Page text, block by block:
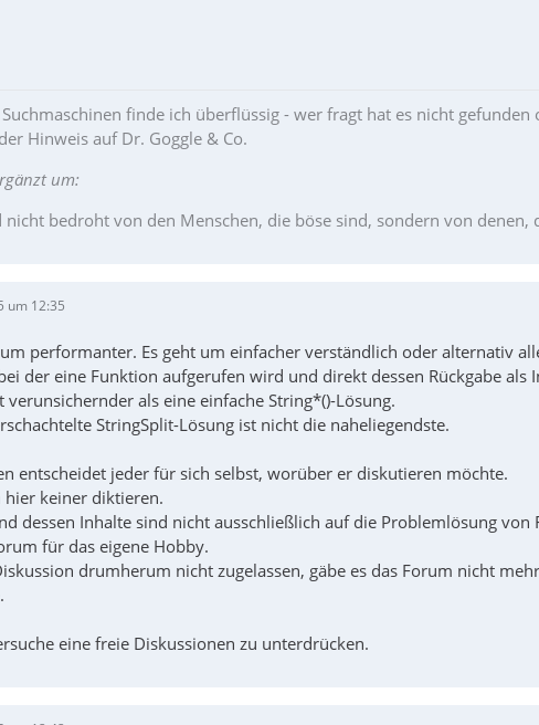
finde ich überflüssig - wer fragt hat es nicht
Hinweis auf Dr. Goggle & Co.
um:
bedroht von den Menschen, die böse sind, sondern von denen,
um 12:35
performanter. Es geht um einfacher verständlich oder alternativ
der eine Funktion aufgerufen wird und direkt dessen Rückgabe
verunsichernder als eine einfache String*()-Lösung.
StringSplit-Lösung ist nicht die naheliegendste.
entscheidet jeder für sich selbst, worüber er diskutieren möchte.
hier keiner diktieren.
dessen Inhalte sind nicht ausschließlich auf die Problemlösung
für das eigene Hobby.
drumherum nicht zugelassen, gäbe es das Forum nicht
eine freie Diskussionen zu unterdrücken.